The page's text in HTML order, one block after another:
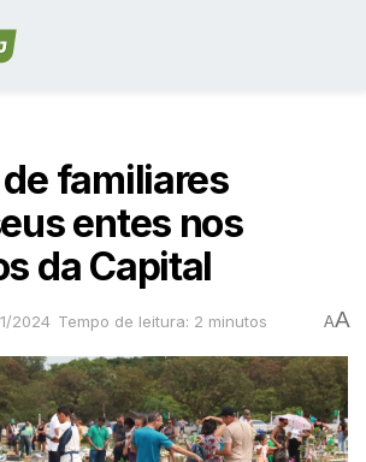
familiares
entes nos
da Capital
2024 Tempo de leitura: 2 minutos AA